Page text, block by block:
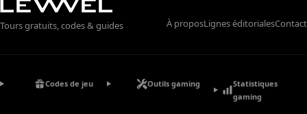
Tours gratuits, codes & guides À proposLignes éditorialesContact
Codes de jeu Outils gaming
Statistiques
gaming